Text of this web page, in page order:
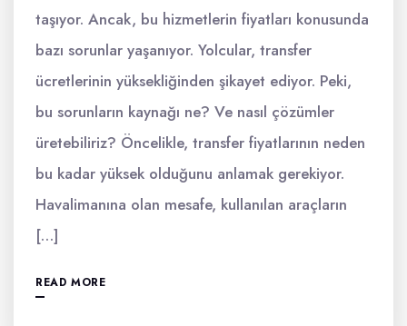
taşıyor. Ancak, bu hizmetlerin fiyatları konusunda
bazı sorunlar yaşanıyor. Yolcular, transfer
ücretlerinin yüksekliğinden şikayet ediyor. Peki,
bu sorunların kaynağı ne? Ve nasıl çözümler
üretebiliriz? Öncelikle, transfer fiyatlarının neden
bu kadar yüksek olduğunu anlamak gerekiyor.
Havalimanına olan mesafe, kullanılan araçların
[…]
READ MORE